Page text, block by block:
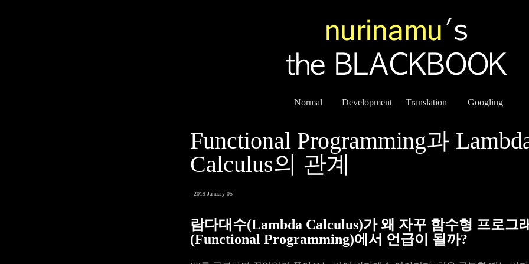
Normal Development Translation Googling
Functional Programming과
Calculus의 관계
- 2019 January 05
람다대수(Lambda Calculus)가 왜 자꾸 함수형 프로그
(Functional Programming)에서 언급이 될까?